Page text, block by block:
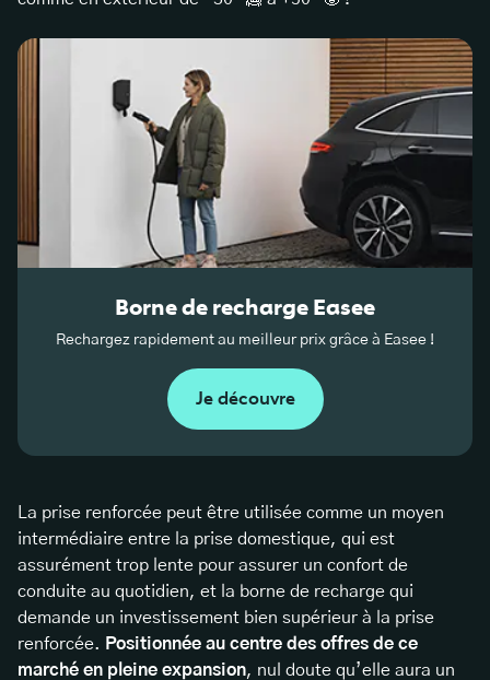
Borne de recharge Easee
Rechargez rapidement au meilleur prix grâce à Easee !
Je découvre
La prise renforcée peut être utilisée comme un moyen
intermédiaire entre la prise domestique, qui est
assurément trop lente pour assurer un confort de
conduite au quotidien, et la borne de recharge qui
demande un investissement bien supérieur à la prise
renforcée. Positionnée au centre des offres de ce
marché en pleine expansion, nul doute qu’elle aura un